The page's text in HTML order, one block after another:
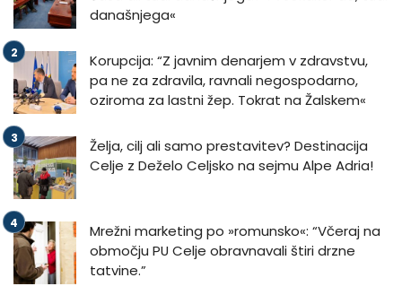
današnjega«
Korupcija: “Z javnim denarjem v zdravstvu,
pa ne za zdravila, ravnali negospodarno,
oziroma za lastni žep. Tokrat na Žalskem«
Želja, cilj ali samo prestavitev? Destinacija
Celje z Deželo Celjsko na sejmu Alpe Adria!
Mrežni marketing po »romunsko«: “Včeraj na
območju PU Celje obravnavali štiri drzne
tatvine.”